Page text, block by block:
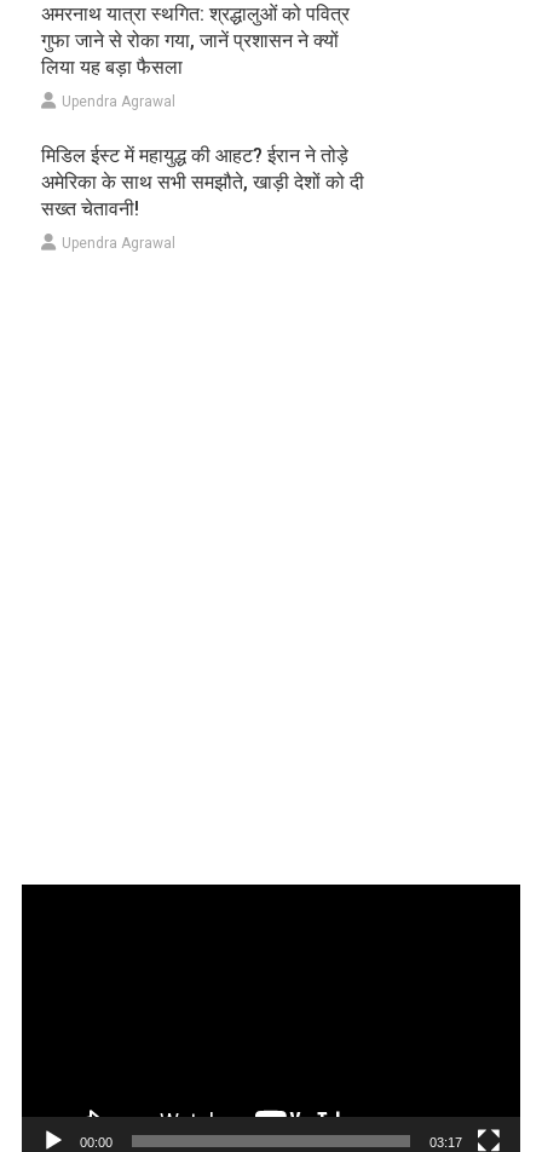
अमरनाथ यात्रा स्थगित: श्रद्धालुओं को पवित्र
गुफा जाने से रोका गया, जानें प्रशासन ने क्यों
लिया यह बड़ा फैसला
Upendra Agrawal
मिडिल ईस्ट में महायुद्ध की आहट? ईरान ने तोड़े
अमेरिका के साथ सभी समझौते, खाड़ी देशों को दी
सख्त चेतावनी!
Upendra Agrawal
00:00 03:17